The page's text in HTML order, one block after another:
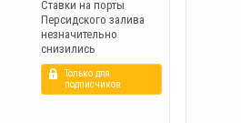
Ставки на порты
Персидского залива
незначительно
снизились
Только для
подписчиков